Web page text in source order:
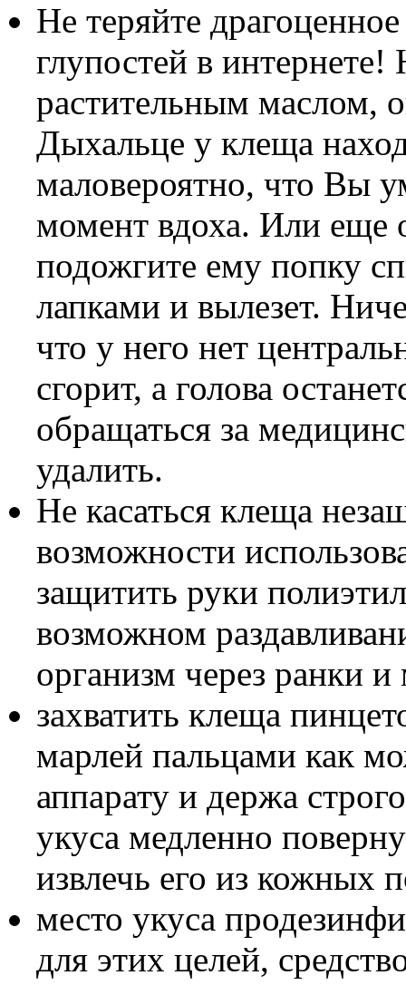
Не теряйте
глупостей в
растительным маслом,
Дыхальце у клеща
маловероятно, что Вы
момент вдоха. Или еще
подожгите ему попку
лапками и вылезет.
что у него нет
сгорит, а голова
обращаться за
удалить.
Не касаться клеща
возможности
защитить руки
возможном
организм через ранки
захватить клеща
марлей пальцами как
аппарату и держа
укуса медленно
извлечь его из кожных
место укуса
для этих целей,